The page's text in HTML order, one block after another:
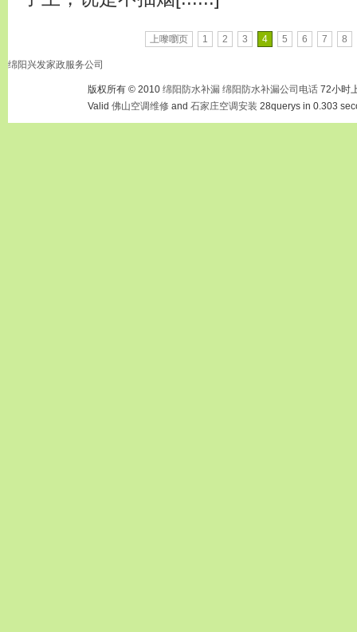
上嚟嚠页 1 2 3 4 5 6 7 8
绵阳兴发家政服务公司
版权所有 © 2010 绵阳防水补漏 绵阳防水补漏公司电话 72小时
Valid 佛山空调维修 and 石家庄空调安装 28querys in 0.303